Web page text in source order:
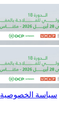
سياسة الخصوصية